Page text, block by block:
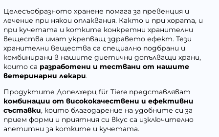
Целесъобразното хранене помага за превенция и
лечение при някои оплаквания. Както и при хората, и
при кучетата и котките конкретни хранителни
вещества имат укрепващ здравето ефект. Тези
хранителни вещества са специално подбрани и
комбинирани в нашите диетични допълващи храни,
които са разработени и тествани от нашите
ветеринарни лекари.
Продуктите Допелхерц für Tiere представляват
комбинации от висококачествени и ефективни
съставки, които благодарение на удобните си за
прием форми и приятния си вкус са изключително
апетитни за котките и кучетата.